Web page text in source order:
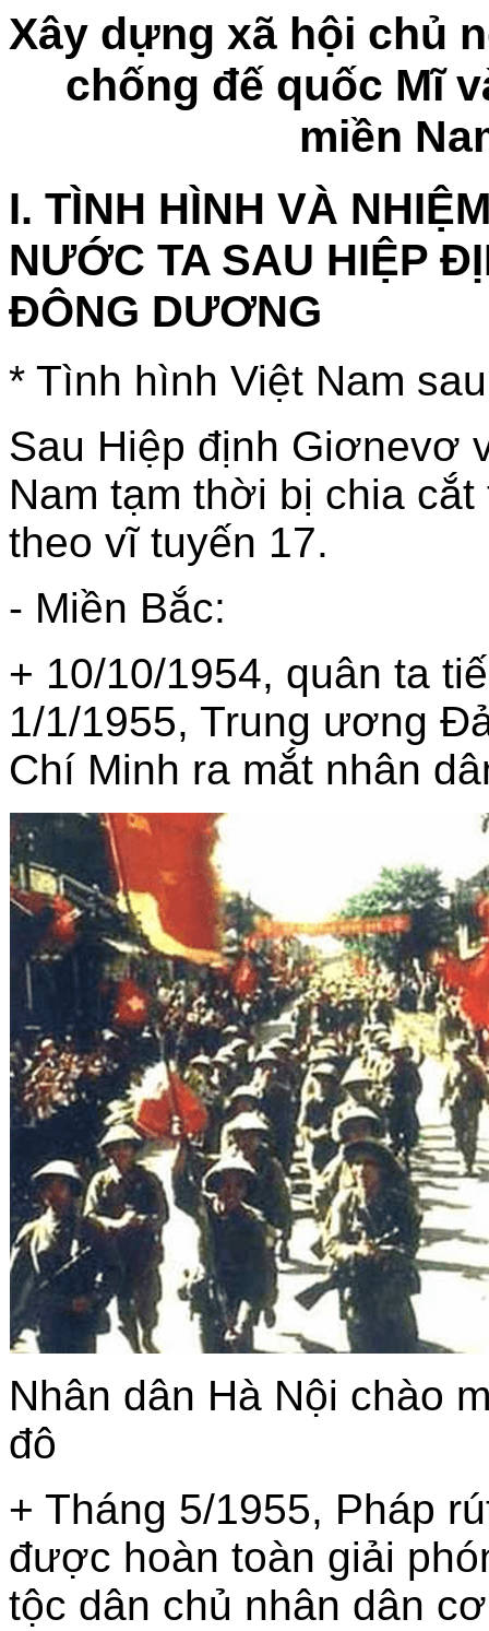
Xây dựng xã hội chủ
chống đế quốc Mĩ
miền
I. TÌNH HÌNH VÀ
NƯỚC TA SAU HIỆP
ĐÔNG DƯƠNG
* Tình hình Việt Nam
Sau Hiệp định Giơnevơ
Nam tạm thời bị chia
theo vĩ tuyến 17.
- Miền Bắc:
+ 10/10/1954, quân ta
1/1/1955, Trung ương
Chí Minh ra mắt nhân
Nhân dân Hà Nội chào
đô
+ Tháng 5/1955, Pháp
được hoàn toàn giải
tộc dân chủ nhân dân